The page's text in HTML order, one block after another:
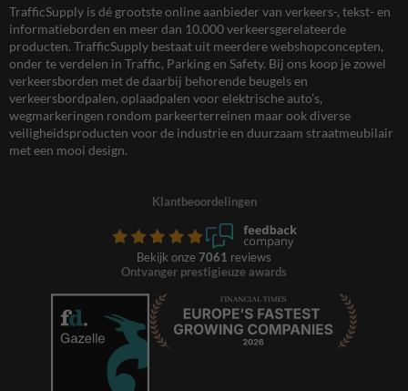
TrafficSupply is dé grootste online aanbieder van verkeers-, tekst- en
informatieborden en meer dan 10.000 verkeersgerelateerde
producten. TrafficSupply bestaat uit meerdere webshopconcepten,
onder te verdelen in Traffic, Parking en Safety. Bij ons koop je zowel
verkeersborden met de daarbij behorende beugels en
verkeersbordpalen, oplaadpalen voor elektrische auto’s,
wegmarkeringen rondom parkeerterreinen maar ook diverse
veiligheidsproducten voor de industrie en duurzaam straatmeubilair
met een mooi design.
Klantbeoordelingen
Bekijk onze 7061 reviews
Ontvanger prestigieuze awards